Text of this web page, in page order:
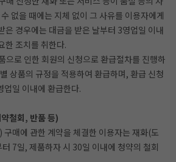
없을 때에는 지체 없이 그 사유를 이용자에게
은 경우에는 대금을 받은 날부터 3영업일 이내
한 조치를 취한다.
로 인한 회원의 신청으로 환급절차를 진행하
상품의 규정을 적용하여 환급하며, 환급 신청
업일 이내에 환급한다.
철회, 반품 등)
매에 관한 계약을 체결한 이용자는 재화(도
7일, 제품하자 시 30일 이내에 청약의 철회